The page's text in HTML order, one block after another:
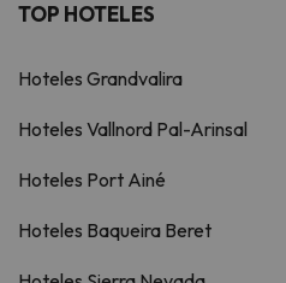
TOP HOTELES
Hoteles Grandvalira
Hoteles Vallnord Pal-Arinsal
Hoteles Port Ainé
Hoteles Baqueira Beret